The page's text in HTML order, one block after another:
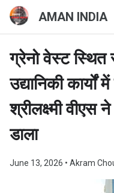
AMAN INDIA
ग्रेनो वेस्ट
उद्यानिकी
श्रीलक्ष्मी वीएस
डाला
June 13, 2026 • Akram